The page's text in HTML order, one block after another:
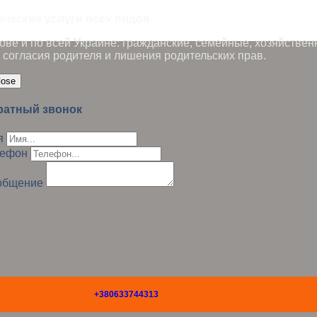
и по всей Украине: гражданские, семейные,
родителя и лишения родительских прав.
звонок
+380633744313